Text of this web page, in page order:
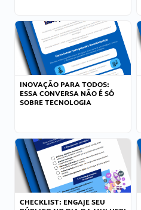
INOVAÇÃO PARA TODOS:
ESSA CONVERSA NÃO É SÓ
SOBRE TECNOLOGIA
CHECKLIST: ENGAJE SEU